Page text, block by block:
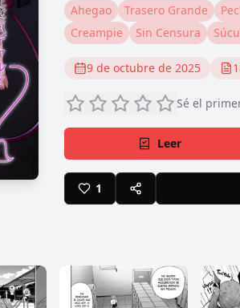
Ahegao Trasero Grande
Creampie
Sin Censura
9 de octubre de 2025
Sé el
Leer
1